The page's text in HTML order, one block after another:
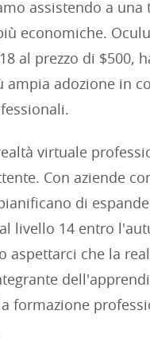
assistendo a una
economiche.
al prezzo di $500,
ampia adozione in
virtuale
Con aziende
di
livello 14 entro
aspettarci che la
formazione